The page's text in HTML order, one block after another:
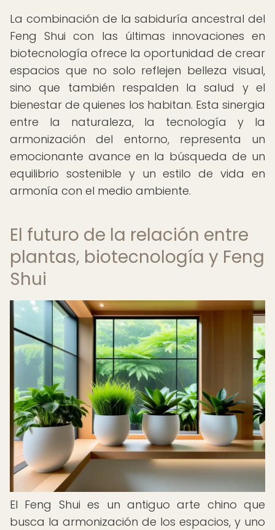
La combinación de la sabiduría ancestral del
Feng Shui con las últimas innovaciones en
biotecnología ofrece la oportunidad de crear
espacios que no solo reflejen belleza visual,
sino que también respalden la salud y el
bienestar de quienes los habitan. Esta sinergia
entre la naturaleza, la tecnología y la
armonización del entorno, representa un
emocionante avance en la búsqueda de un
equilibrio sostenible y un estilo de vida en
armonía con el medio ambiente.
El futuro de la relación entre
plantas, biotecnología y Feng
Shui
El Feng Shui es un antiguo arte chino que
busca la armonización de los espacios, y uno